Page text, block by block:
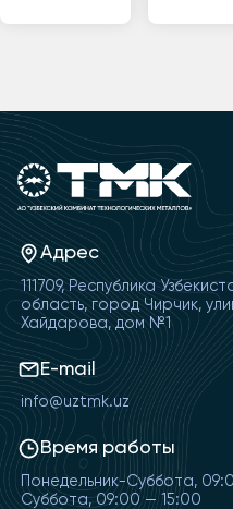
Адрес
111709, Республика
область, город Чирчик,
Хайдарова, дом №1
E-mail
info@uztmk.uz
Время работы
Понедельник-Суббота,
Суббота, 09:00 — 15:00